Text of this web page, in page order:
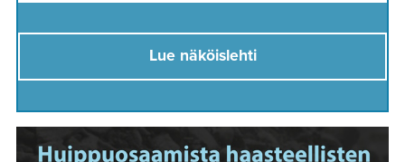
Lue näköislehti